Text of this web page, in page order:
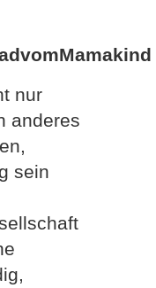
nur
anderes
sein